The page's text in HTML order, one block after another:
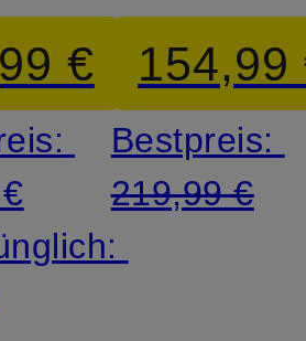
€
FF 3
CLAY
154,99
Bestpreis:
219,99 €